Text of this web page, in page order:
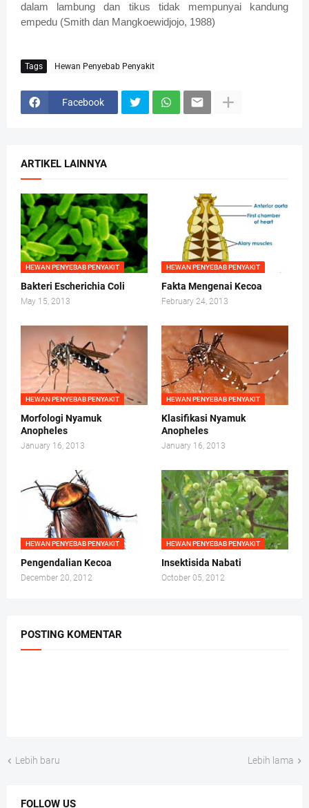
dalam lambung dan tikus tidak mempunyai kandung
empedu (Smith dan Mangkoewidjojo, 1988)
Tags Hewan Penyebab Penyakit
Facebook
ARTIKEL LAINNYA
HEWAN PENYEBAB PENYAKIT
Bakteri Escherichia Coli
May 15, 2013
HEWAN PENYEBAB PENYAKIT
Fakta Mengenai Kecoa
February 24, 2013
HEWAN PENYEBAB PENYAKIT
Morfologi Nyamuk
Anopheles
January 16, 2013
HEWAN PENYEBAB PENYAKIT
Klasifikasi Nyamuk
Anopheles
January 16, 2013
HEWAN PENYEBAB PENYAKIT
Pengendalian Kecoa
December 20, 2012
HEWAN PENYEBAB PENYAKIT
Insektisida Nabati
October 05, 2012
POSTING KOMENTAR
Lebih baru Lebih lama
FOLLOW US